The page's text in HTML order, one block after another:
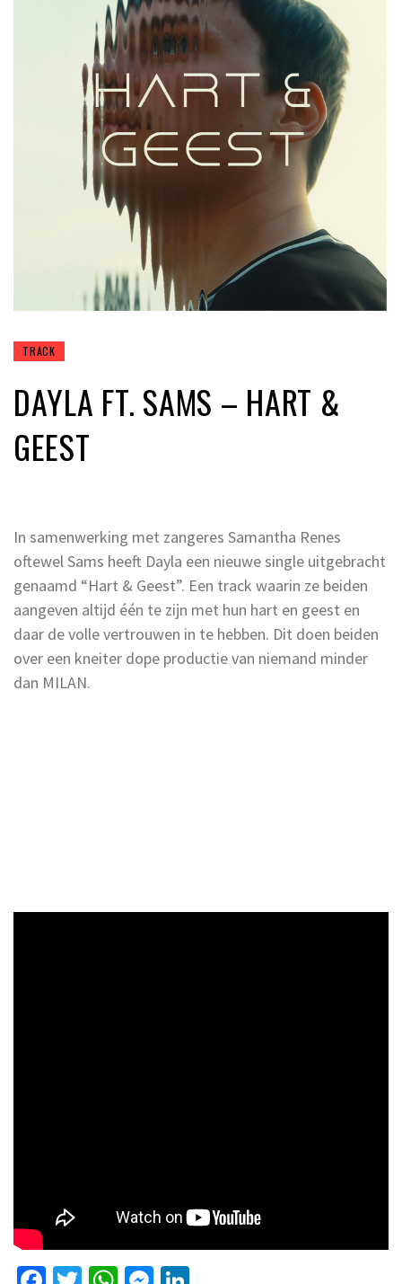
TRACK
DAYLA FT. SAMS – HART &
GEEST
In samenwerking met zangeres Samantha Renes
oftewel Sams heeft Dayla een nieuwe single uitgebracht
genaamd “Hart & Geest”. Een track waarin ze beiden
aangeven altijd één te zijn met hun hart en geest en
daar de volle vertrouwen in te hebben. Dit doen beiden
over een kneiter dope productie van niemand minder
dan MILAN.